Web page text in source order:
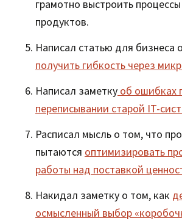
грамотно выстроить
продуктов.
Написал статью для бизнеса
получить гибкость через
Написал заметку об ошибках
переписывании старой IT-
Расписал мысль о том, что
пытаются оптимизировать
работы над поставкой
Накидал заметку о том, как
осмысленный выбор